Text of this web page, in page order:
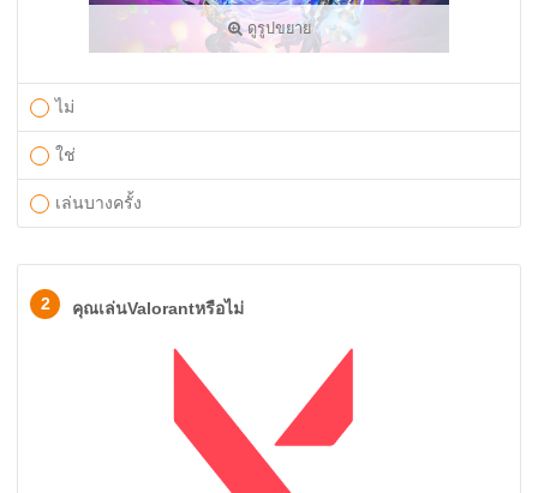
ดูรูปขยาย
ไม่
ใช่
เล่นบางครั้ง
2 คุณเล่นValorantหรือไม่